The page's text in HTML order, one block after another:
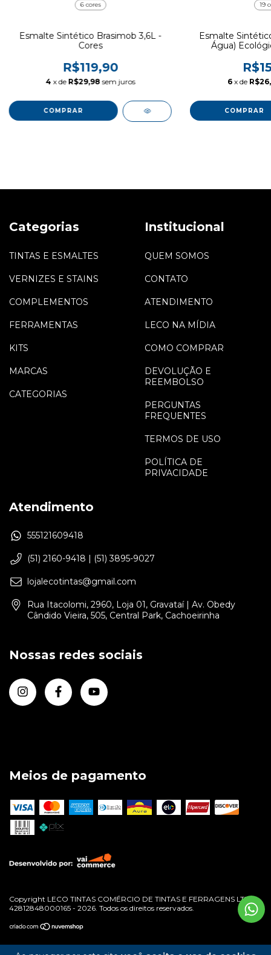
6 cores
Esmalte Sintético Brasimob 3,6L -
Cores
R$119,90
4 x de R$29,98 sem juros
COMPRAR
19
Esmalte
Água)
6 x de
COMPRAR
Categorias
TINTAS E ESMALTES
VERNIZES E STAINS
COMPLEMENTOS
FERRAMENTAS
KITS
MARCAS
CATEGORIAS
Institucional
QUEM SOMOS
CONTATO
ATENDIMENTO
LECO NA MÍDIA
COMO COMPRAR
DEVOLUÇÃO E
REEMBOLSO
PERGUNTAS
FREQUENTES
TERMOS DE USO
POLÍTICA DE
PRIVACIDADE
Atendimento
555121609418
(51) 2160-9418 | (51) 3895-9027
lojalecotintas@gmail.com
Rua Itacolomi, 2960, Loja 01, Gravataí | Av. Obedy
Cândido Vieira, 505, Central Park, Cachoeirinha
Nossas redes sociais
Meios de pagamento
Copyright LECO TINTAS COMÉRCIO DE TINTAS E FERRAGENS LTDA -
42812848000165 - 2026. Todos os direitos reservados.